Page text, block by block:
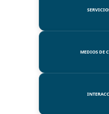
MEDIOS DE